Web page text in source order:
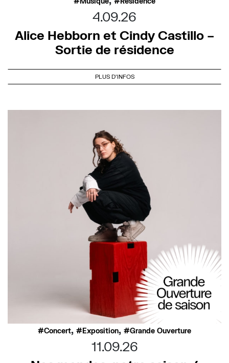
4.09.26
Alice Hebborn et Cindy Castillo –
Sortie de résidence
PLUS D'INFOS
Concert, Exposition, Grande Ouverture
11.09.26